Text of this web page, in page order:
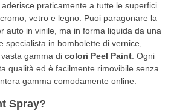
aderisce praticamente a tutte le superfici
vetro e legno. Puoi paragonare la
auto in vinile, ma in forma liquida da una
specialista in bombolette di vernice,
gamma di colori Peel Paint . Ogni
qualità ed è facilmente rimovibile senza
gamma comodamente online.
Spray?